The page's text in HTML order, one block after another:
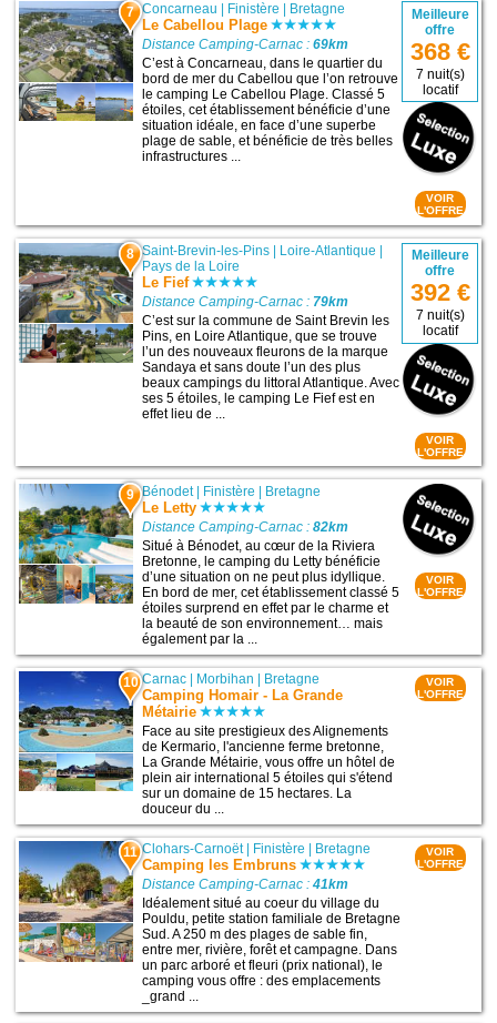
7 Concarneau Finistère Bretagne
Le Cabellou Plage
Distance Camping-Carnac :69km
C’est à Concarneau, dans le quartier du
bord de mer du Cabellou que l’on retrouve
le camping Le Cabellou Plage. Classé 5
étoiles, cet établissement bénéficie d’une
situation idéale, en face d’une superbe
plage de sable, et bénéficie de très belles
infrastructures ...
Meilleure
offre
368 €
7 nuit(s)
locatif
VOIR
L'OFFRE
8 Saint-Brevin-les-Pins | Loire-Atlantique |
Pays de la Loire
Le Fief
Distance Camping-Carnac : 79km
C’est sur la commune de Saint Brevin les
Pins, en Loire Atlantique, que se trouve
l’un des nouveaux fleurons de la marque
Sandaya et sans doute l’un des plus
beaux campings du littoral Atlantique. Avec
ses 5 étoiles, le camping Le Fief est en
effet lieu de ...
Meilleure
offre
392 €
7 nuit(s)
locatif
VOIR
L'OFFRE
9 Bénodet| Finistère Bretagne
Le Letty
Distance Camping-Carnac :82km
Situé à Bénodet, au cœur de la Riviera
Bretonne, le camping du Letty bénéficie
d’une situation on ne peut plus idyllique.
En bord de mer, cet établissement classé 5
étoiles surprend en effet par le charme et
la beauté de son environnement… mais
également par la ...
VOIR
L'OFFRE
10 Carnac Morbihan Bretagne
Camping Homair - La Grande
Métairie
Face au site prestigieux des Alignements
de Kermario, l'ancienne ferme bretonne,
La Grande Métairie, vous offre un hôtel de
plein air international 5 étoiles qui s'étend
sur un domaine de 15 hectares. La
douceur du ...
VOIR
L'OFFRE
11 Clohars-Carnoët| Finistère Bretagne
Camping les Embruns
Distance Camping-Carnac :41km
Idéalement situé au coeur du village du
Pouldu, petite station familiale de Bretagne
Sud. A 250 m des plages de sable fin,
entre mer, rivière, forêt et campagne. Dans
un parc arboré et fleuri (prix national), le
camping vous offre : des emplacements
_grand ...
VOIR
L'OFFRE